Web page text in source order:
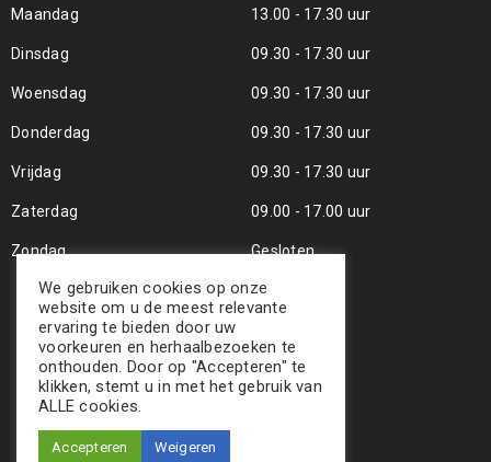
Maandag 13.00 - 17.30 uur
Dinsdag 09.30 - 17.30 uur
Woensdag 09.30 - 17.30 uur
Donderdag 09.30 - 17.30 uur
Vrijdag 09.30 - 17.30 uur
Zaterdag 09.00 - 17.00 uur
Zondag Gesloten
We gebruiken cookies op onze
website om u de meest relevante
ervaring te bieden door uw
voorkeuren en herhaalbezoeken te
onthouden. Door op "Accepteren" te
klikken, stemt u in met het gebruik van
ALLE cookies.
Accepteren Weigeren